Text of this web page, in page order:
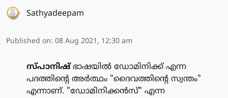
Sathyadeepam
Published on: 08 Aug 2021, 12:30 am
സ്പാനിഷ്ഭാഷയില്‍ ഡോമിനിക്ക് എന്ന
പദത്തിന്റെ അര്‍ത്ഥം "ദൈവത്തിന്റെ സ്വന്തം"
എന്നാണ്. "ഡോമിനിക്കന്‍സ്" എന്ന